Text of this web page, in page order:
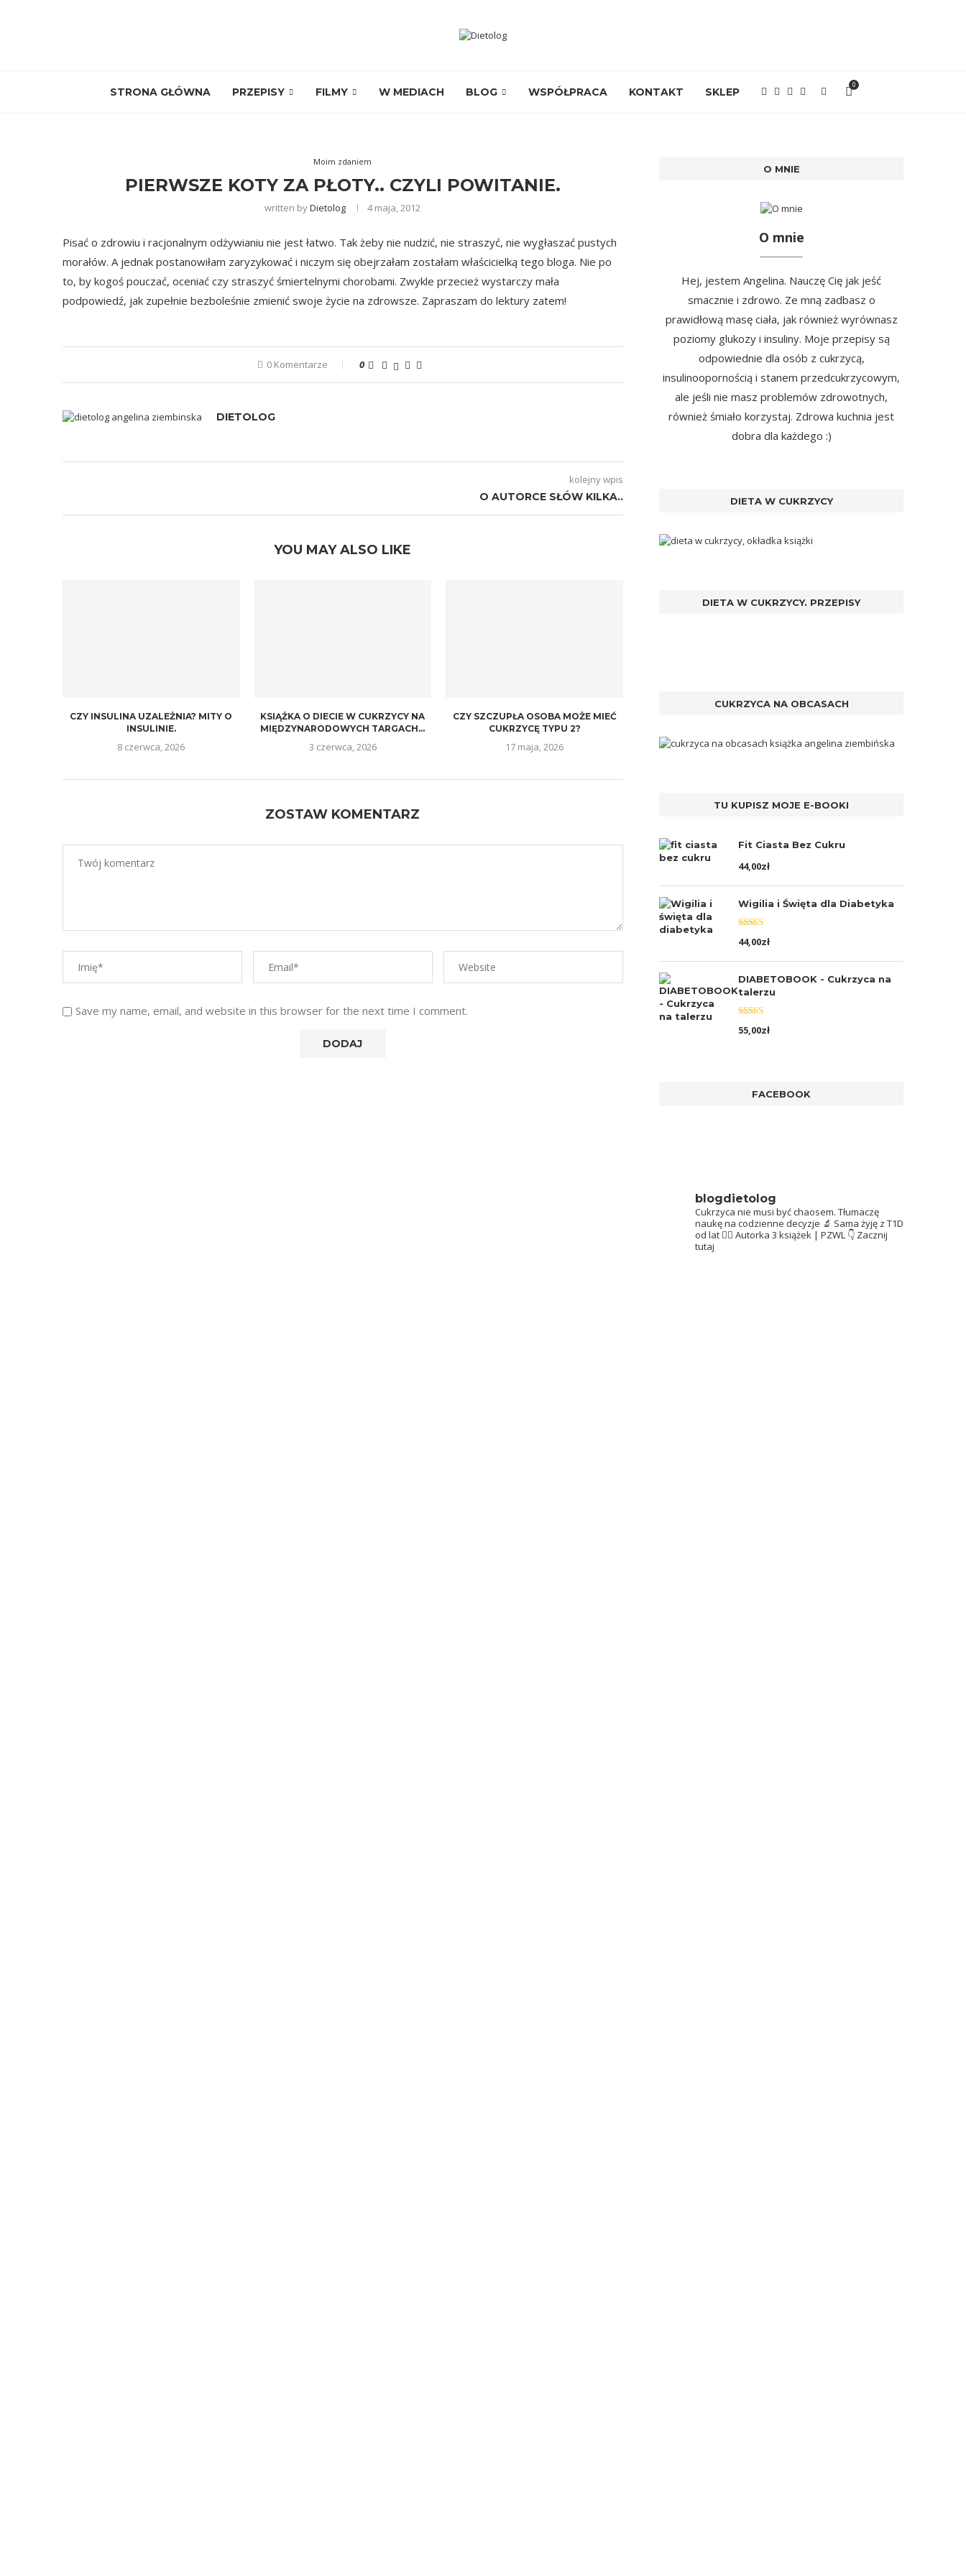
STRONA GŁÓWNA PRZEPISY FILMY W MEDIACH BLOG WSPÓŁPRACA KONTAKT SKLEP
0
Moim zdaniem
PIERWSZE KOTY ZA PŁOTY.. CZYLI POWITANIE.
written byDietolog 4 maja, 2012
Pisać o zdrowiu i racjonalnym odżywianiu nie jest łatwo. Tak żeby nie nudzić, nie straszyć, nie wygłaszać pustych
morałów. A jednak postanowiłam zaryzykować i niczym się obejrzałam zostałam właścicielką tego bloga. Nie po
to, by kogoś pouczać, oceniać czy straszyć śmiertelnymi chorobami. Zwykle przecież wystarczy mała
podpowiedź, jak zupełnie bezboleśnie zmienić swoje życie na zdrowsze. Zapraszam do lektury zatem!
0 Komentarze 0
DIETOLOG
kolejny wpis
O AUTORCE SŁÓW KILKA..
YOU MAY ALSO LIKE
CZY INSULINA UZALEŻNIA? MITY O
INSULINIE.
8 czerwca, 2026
KSIĄŻKA O DIECIE W CUKRZYCY NA
MIĘDZYNARODOWYCH TARGACH...
3 czerwca, 2026
CZY SZCZUPŁA OSOBA MOŻE MIEĆ
CUKRZYCĘ TYPU 2?
17 maja, 2026
ZOSTAW KOMENTARZ
Save my name, email, and website in this browser for the next time I comment.
O MNIE
O mnie
Hej, jestem Angelina. Nauczę Cię jak jeść
smacznie i zdrowo. Ze mną zadbasz o
prawidłową masę ciała, jak również wyrównasz
poziomy glukozy i insuliny. Moje przepisy są
odpowiednie dla osób z cukrzycą,
insulinoopornością i stanem przedcukrzycowym,
ale jeśli nie masz problemów zdrowotnych,
również śmiało korzystaj. Zdrowa kuchnia jest
dobra dla każdego :)
DIETA W CUKRZYCY
DIETA W CUKRZYCY. PRZEPISY
CUKRZYCA NA OBCASACH
TU KUPISZ MOJE E-BOOKI
Fit Ciasta Bez Cukru
44,00zł
Wigilia i Święta dla Diabetyka
Oceniono
5.00na 5
44,00zł
DIABETOBOOK - Cukrzyca na
talerzu
Oceniono
5.00na 5
55,00zł
FACEBOOK
blogdietolog
Cukrzyca nie musi być chaosem. Tłumaczę
naukę na codzienne decyzje 🔬 Sama żyję z T1D
od lat 👩‍⚕️ Autorka 3 książek | PZWL 👇 Zacznij
tutaj